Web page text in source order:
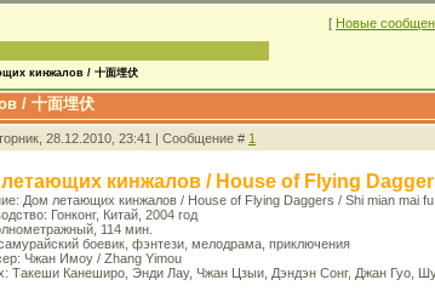
[ Новые
кинжалов / 十面埋伏
/ 十面埋伏
28.12.2010, 23:41 | Сообщение # 1
кинжалов / House of Flying
Дом летающих кинжалов / House of Flying Daggers / Shi mian mai fu
Гонконг, Китай, 2004 год
114 мин.
боевик, фэнтези, мелодрама, приключения
Чжан Имоу / Zhang Yimou
Такеши Канеширо, Энди Лау, Чжан Цзыи, Дэндэн Сонг, Джан Гуо,